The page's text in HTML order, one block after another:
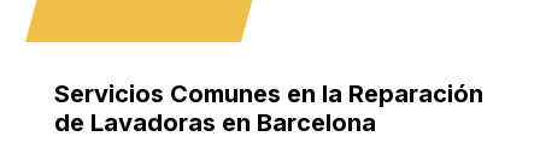
Servicios Comunes en la Reparación
de Lavadoras en Barcelona